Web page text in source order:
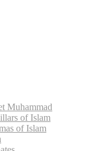
Muhammad
of Islam
of Islam